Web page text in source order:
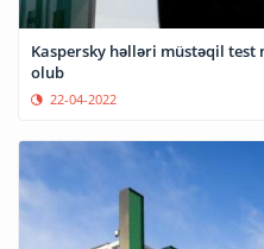
Kaspersky həlləri müstəqil test
olub
22-04-2022